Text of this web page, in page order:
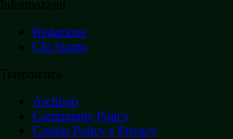
Redazione
Chi Siamo
Archivio
Community Policy
Cookie Policy e Privacy